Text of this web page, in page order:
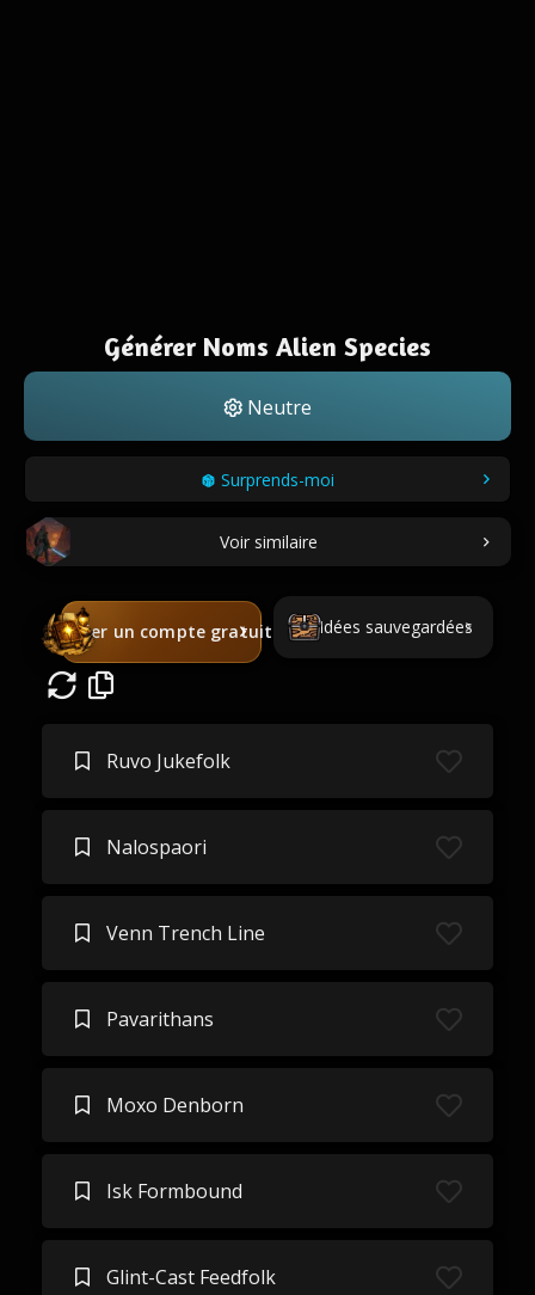
Générer Noms Alien Species
Neutre
Surprends-moi
Voir similaire
Créer un compte gratuit Idées sauvegardées
Ruvo Jukefolk
Nalospaori
Venn Trench Line
Pavarithans
Moxo Denborn
Isk Formbound
Glint-Cast Feedfolk